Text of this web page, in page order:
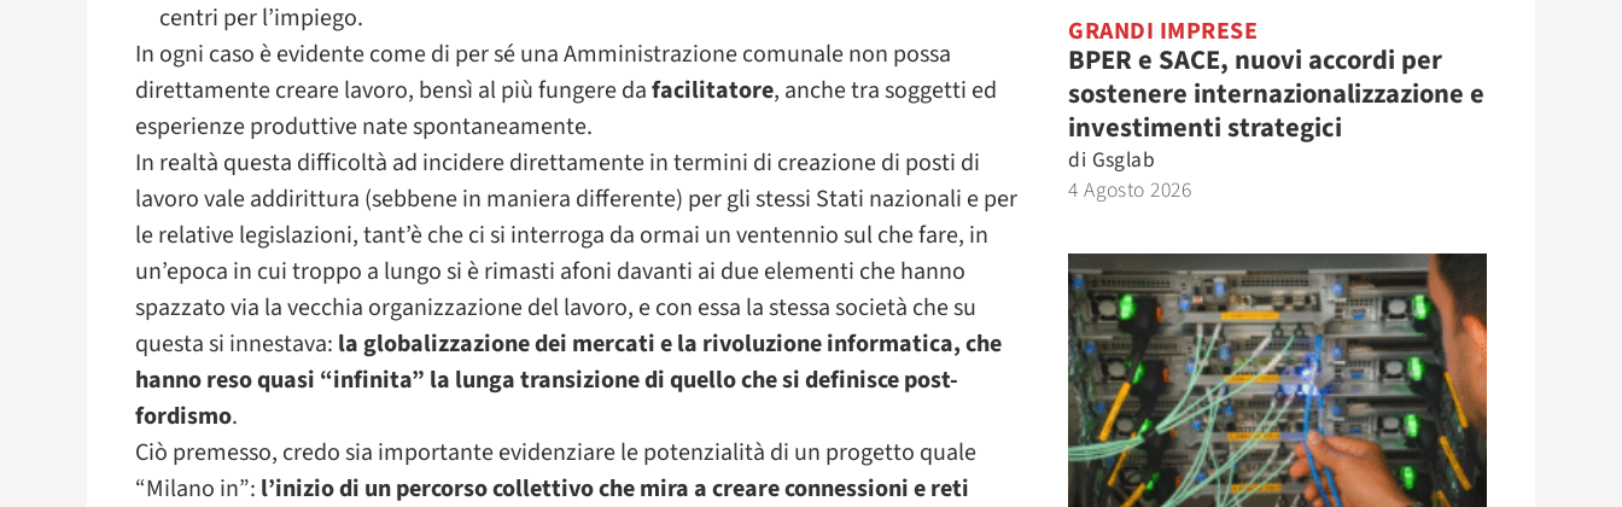
centri per l’impiego.
In ogni caso è evidente come di per sé una Amministrazione comunale non possa
direttamente creare lavoro, bensì al più fungere dafacilitatore, anche tra soggetti ed
esperienze produttive nate spontaneamente.
In realtà questa difficoltà ad incidere direttamente in termini di creazione di posti di
lavoro vale addirittura (sebbene in maniera differente) per gli stessi Stati nazionali e per
le relative legislazioni, tant’è che ci si interroga da ormai un ventennio sul che fare, in
un’epoca in cui troppo a lungo si è rimasti afoni davanti ai due elementi che hanno
spazzato via la vecchia organizzazione del lavoro, e con essa la stessa società che su
questa si innestava: la globalizzazione dei mercati e la rivoluzione informatica, che
hanno reso quasi “infinita” la lunga transizione di quello che si definisce post-
fordismo.
Ciò premesso, credo sia importante evidenziare le potenzialità di un progetto quale
“Milano in”: l’inizio di un percorso collettivo che mira a creare connessioni e reti
GRANDI IMPRESE
BPER e SACE, nuovi accordi per
sostenere internazionalizzazione e
investimenti strategici
di Gsglab
4 Agosto 2026